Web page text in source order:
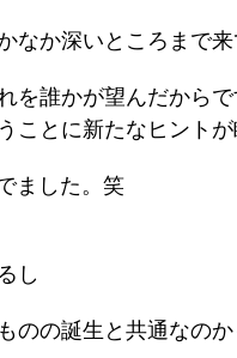
なか深いところまで
を誰かが望んだからで
ことに新たなヒント
ました。笑
し
のの誕生と共通なの